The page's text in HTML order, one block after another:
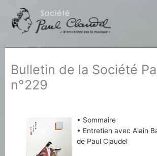
contenu
Bulletin de la Société
n°229
• Sommaire
• Entretien avec Alain
de Paul Claudel